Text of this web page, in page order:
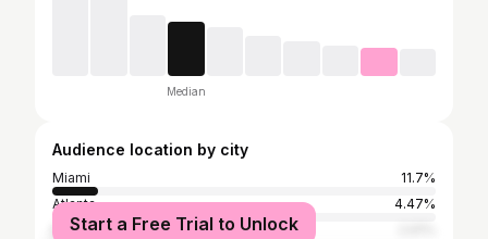
Median
Audience location by city
Miami
11.7%
Atlanta
4.47%
Miami Beach
Start a Free Trial to Unlock